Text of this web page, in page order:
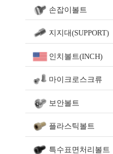
손잡이볼트
지지대(SUPPORT)
인치볼트(INCH)
마이크로스크류
보안볼트
플라스틱볼트
특수표면처리볼트